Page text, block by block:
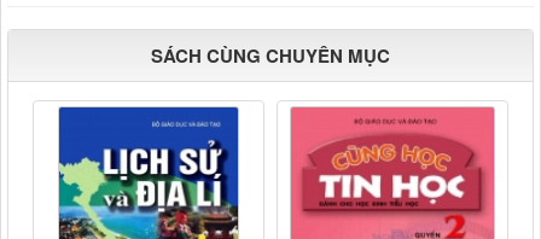
SÁCH CÙNG CHUYÊN MỤC